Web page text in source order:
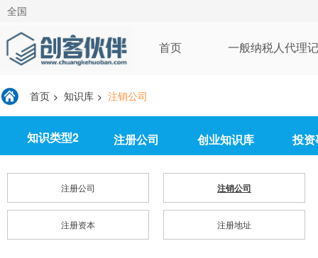
全国
首页 一般纳税人代理
首页 > 知识库 > 注销公司
知识类型2 注册公司 创业知识库 投
注册公司 注销公司
注册资本 注册地址